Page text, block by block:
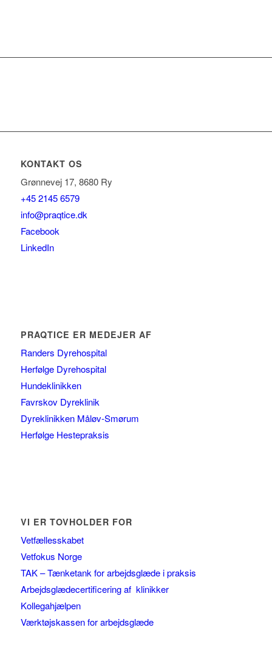
KONTAKT OS
Grønnevej 17, 8680 Ry
+45 2145 6579
info@praqtice.dk
Facebook
LinkedIn
PRAQTICE ER MEDEJER AF
Randers Dyrehospital
Herfølge Dyrehospital
Hundeklinikken
Favrskov Dyreklinik
Dyreklinikken Måløv-Smørum
Herfølge Hestepraksis
VI ER TOVHOLDER FOR
Vetfællesskabet
Vetfokus Norge
TAK – Tænketank for arbejdsglæde i praksis
Arbejdsglædecertificering af klinikker
Kollegahjælpen
Værktøjskassen for arbejdsglæde